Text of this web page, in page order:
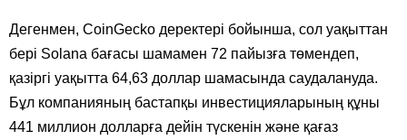
Дегенмен, CoinGecko деректері бойынша, сол уақыттан
бері Solana бағасы шамамен 72 пайызға төмендеп,
қазіргі уақытта 64,63 доллар шамасында саудалануда.
Бұл компанияның бастапқы инвестицияларының құны
441 миллион долларға дейін түскенін және қағаз